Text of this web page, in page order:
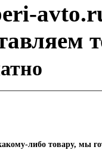
либо товару, мы